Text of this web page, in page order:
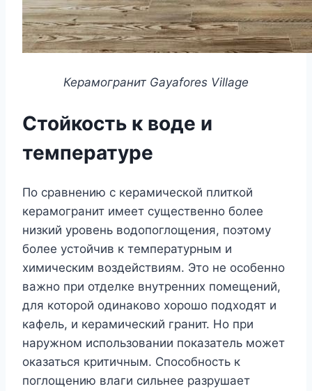
Керамогранит Gayafores Village
Стойкость к воде и
температуре
По сравнению с керамической плиткой
керамогранит имеет существенно более
низкий уровень водопоглощения, поэтому
более устойчив к температурным и
химическим воздействиям. Это не особенно
важно при отделке внутренних помещений,
для которой одинаково хорошо подходят и
кафель, и керамический гранит. Но при
наружном использовании показатель может
оказаться критичным. Способность к
поглощению влаги сильнее разрушает